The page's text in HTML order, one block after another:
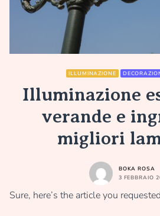
ILLUMINAZIONE
Illuminazione
verande e
migliori
BOKA ROSA
3 FEBBRAIO
Sure, here’s the article you